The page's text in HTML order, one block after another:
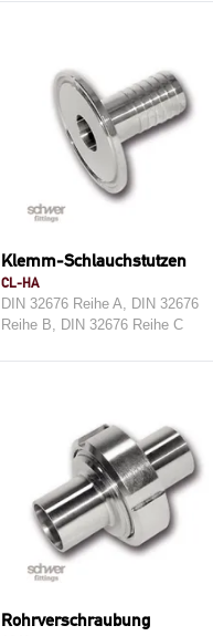
Klemm-Schlauchstutzen
CL-HA
DIN 32676 Reihe A, DIN 32676
Reihe B, DIN 32676 Reihe C
Rohrverschraubung